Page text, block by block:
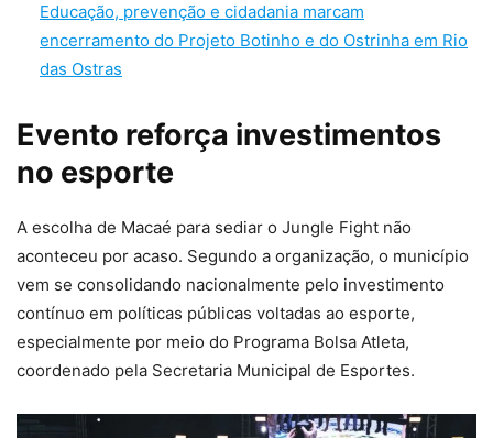
Educação, prevenção e cidadania marcam
encerramento do Projeto Botinho e do Ostrinha em Rio
das Ostras
Evento reforça investimentos
no esporte
A escolha de Macaé para sediar o Jungle Fight não
aconteceu por acaso. Segundo a organização, o município
vem se consolidando nacionalmente pelo investimento
contínuo em políticas públicas voltadas ao esporte,
especialmente por meio do Programa Bolsa Atleta,
coordenado pela Secretaria Municipal de Esportes.